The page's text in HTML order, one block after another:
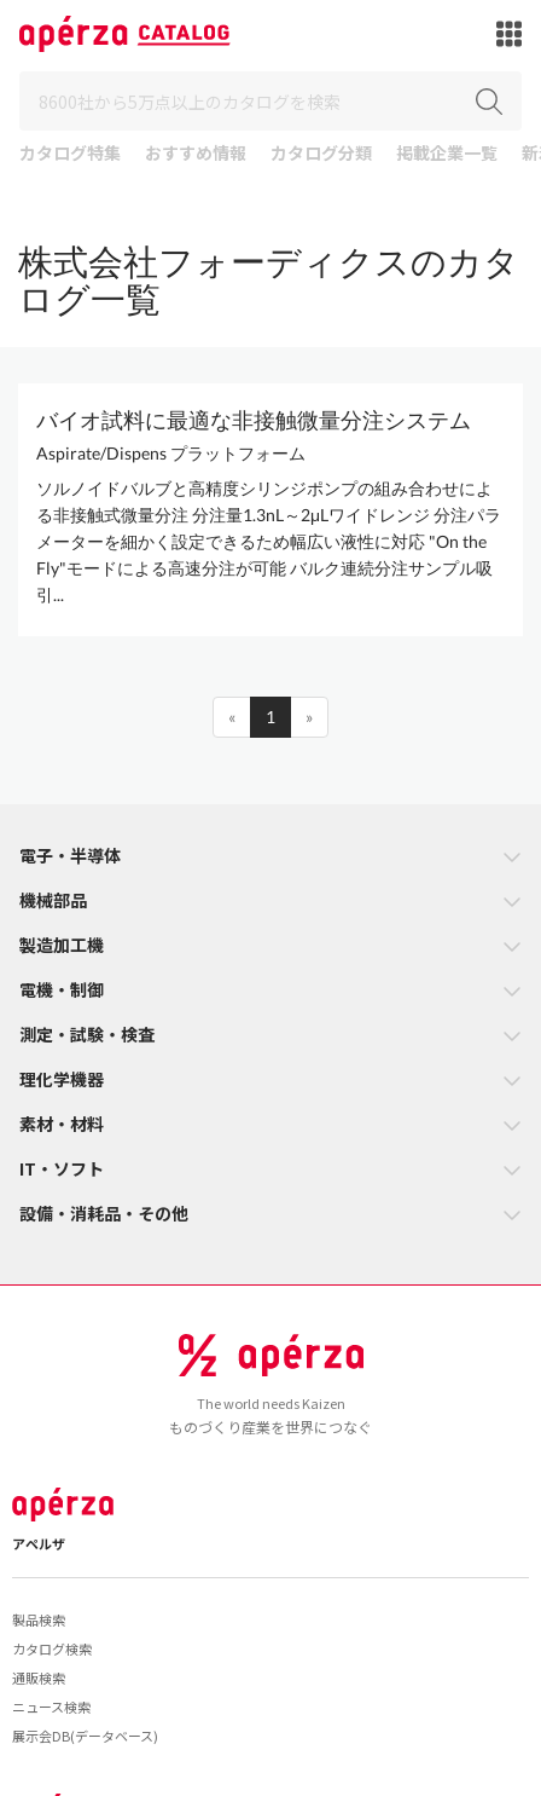
カタログ特集 おすすめ情報 カタログ分類 掲載企業一覧
株式会社フォーディクスのカタ
ログ一覧
バイオ試料に最適な非接触微量分注システム
Aspirate/Dispens プラットフォーム
ソルノイドバルブと高精度シリンジポンプの組み合わせによ
る非接触式微量分注 分注量1.3nL～2μLワイドレンジ 分注パラ
メーターを細かく設定できるため幅広い液性に対応 "On the
Fly"モードによる高速分注が可能 バルク連続分注サンプル吸
引...
« 1 »
電子・半導体
機械部品
製造加工機
電機・制御
測定・試験・検査
理化学機器
素材・材料
IT・ソフト
設備・消耗品・その他
The world needs Kaizen
ものづくり産業を世界につなぐ
アペルザ
製品検索
カタログ検索
通販検索
ニュース検索
展示会DB(データベース)